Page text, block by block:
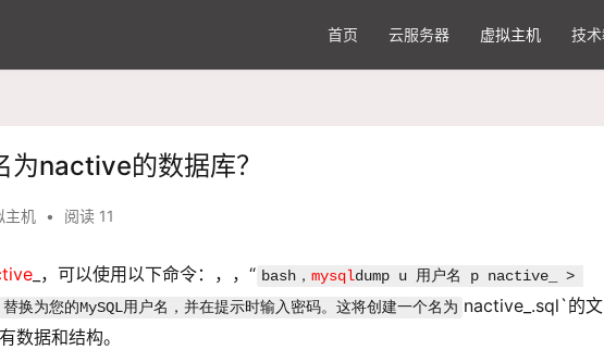
首页 云服务器 虚拟主机 技
nactive的数据库？
主机 • 阅读 11
_，可以使用以下命令：，，“ bash， mysql
替换为您的MySQL用户名，并在提示时输入密码。这将创建一个名为 nactive_.sql`的文
数据和结构。